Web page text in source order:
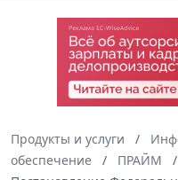
Продукты и услуги
обеспечение
ПРАЙМ